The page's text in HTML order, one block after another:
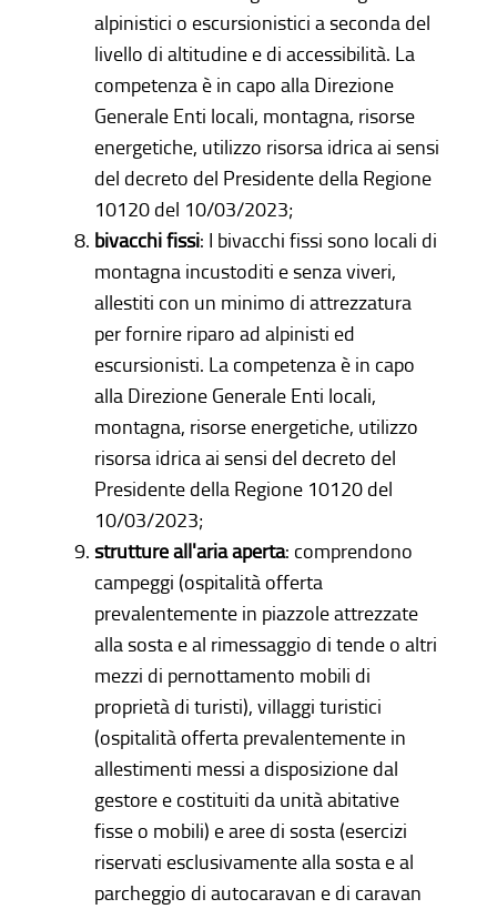
alpinistici o escursionistici a seconda del
livello di altitudine e di accessibilità. La
competenza è in capo alla Direzione
Generale Enti locali, montagna, risorse
energetiche, utilizzo risorsa idrica ai sensi
del decreto del Presidente della Regione
10120 del 10/03/2023;
bivacchi fissi: I bivacchi fissi sono locali di
montagna incustoditi e senza viveri,
allestiti con un minimo di attrezzatura
per fornire riparo ad alpinisti ed
escursionisti. La competenza è in capo
alla Direzione Generale Enti locali,
montagna, risorse energetiche, utilizzo
risorsa idrica ai sensi del decreto del
Presidente della Regione 10120 del
10/03/2023;
strutture all'aria aperta: comprendono
campeggi (ospitalità offerta
prevalentemente in piazzole attrezzate
alla sosta e al rimessaggio di tende o altri
mezzi di pernottamento mobili di
proprietà di turisti), villaggi turistici
(ospitalità offerta prevalentemente in
allestimenti messi a disposizione dal
gestore e costituiti da unità abitative
fisse o mobili) e aree di sosta (esercizi
riservati esclusivamente alla sosta e al
parcheggio di autocaravan e di caravan